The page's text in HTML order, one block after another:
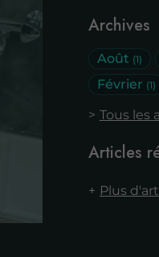
Archives
Août (1)
Février (1)
Tous les
Articles
Plus